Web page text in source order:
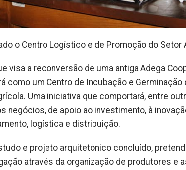
o Centro Logístico e de Promoção do Setor
visa a reconversão de uma antiga Adega
como um Centro de Incubação e Germinação
Uma iniciativa que comportará, entre
negócios, de apoio ao investimento, à
logística e distribuição.
e projeto arquitetónico concluído,
através da organização de produtores e